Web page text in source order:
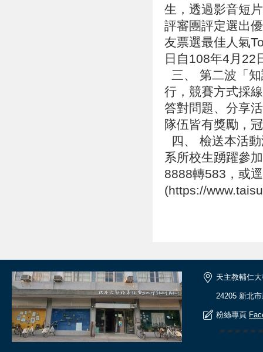
生，透過影音短
評審團評定選出
友票選最佳人氣
日自108年4月22
三、 第二波「
行，競賽方式採
答對問題、分享
隊伍皆有獎勵，
四、 檢送本活
系所校生踴躍參
8888轉583，或
(https://
天主教輔仁
24205 新北
粉絲專頁